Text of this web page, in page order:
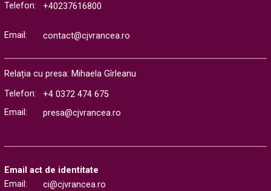
Telefon: +40237616800
Email: contact@cjvrancea.ro
Relația cu presa: Mihaela Gîrleanu
Telefon:
+4 0372 474 675
Email:
presa@cjvrancea.ro
Email act de identitate
Email:
ci@cjvrancea.ro